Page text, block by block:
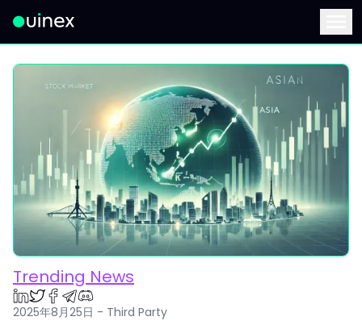
Trending News
2025年8月25日 - Third Party